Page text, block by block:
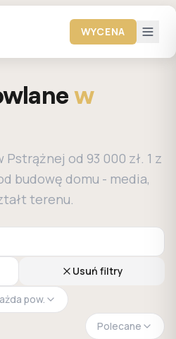
WYCENA
w
Pstrążnej od 93 000 zł. 1 z
budowę domu - media,
terenu.
Usuń filtry
pow.
Polecane